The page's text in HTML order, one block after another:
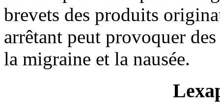
brevets des produits
arrêtant peut provoquer
la migraine et la nausée.